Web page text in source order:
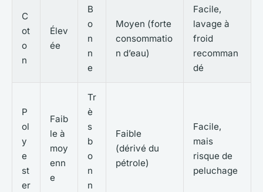
C
ot
o
n
Élev
ée
B
o
n
n
e
Moyen (forte
consommatio
n d’eau)
Facile,
lavage à
froid
recomman
dé
P
ol
y
e
st
er
Faib
le à
moy
enn
e
Tr
è
s
b
o
n
n
Faible
(dérivé du
pétrole)
Facile,
mais
risque de
peluchage